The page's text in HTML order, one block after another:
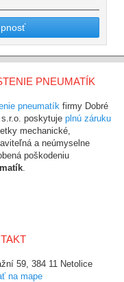
PNEUMATÍK
pneumatík firmy Dobré
s.r.o. poskytuje plnú záruku
mechanické,
a neúmyselne
poškodeniu
59, 384 11 Netolice
na mape